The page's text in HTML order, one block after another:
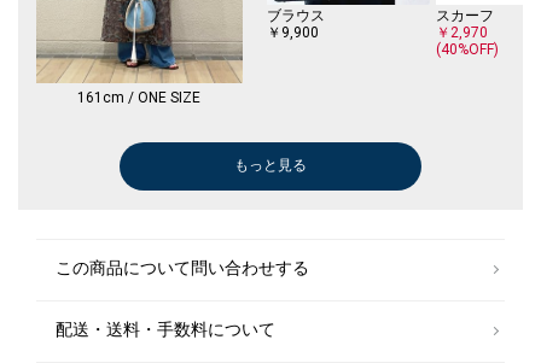
161cm / ONE SIZE
ブラウス
￥9,900
スカーフ
￥2,970
(40%OFF)
サンダル/エスパドリーユ
Tシャツ/カットソー
ブラウス
Tシャツ/カットソー
サンダル/エスパドリーユ
もっと見る
この商品について問い合わせする
配送・送料・手数料について